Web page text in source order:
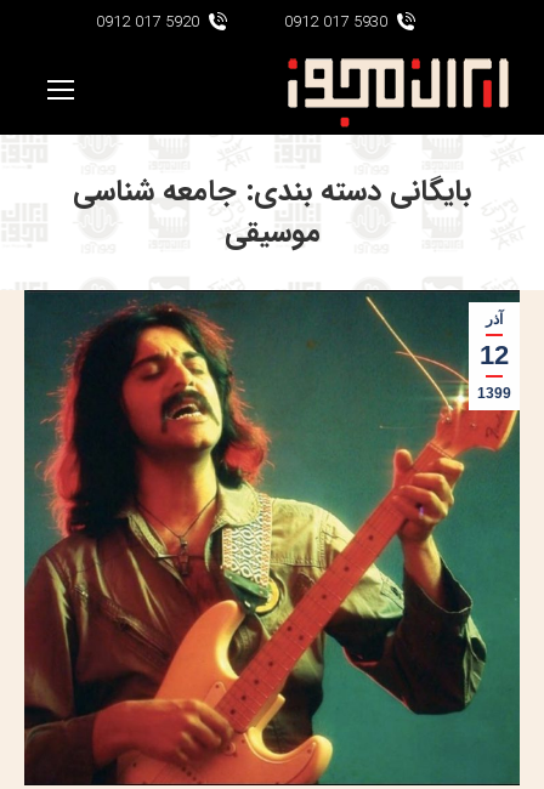
5930 017 0912
5920 017 0912
بایگانی دسته بندی: جامعه شناسی
موسیقی
آذر
12
1399